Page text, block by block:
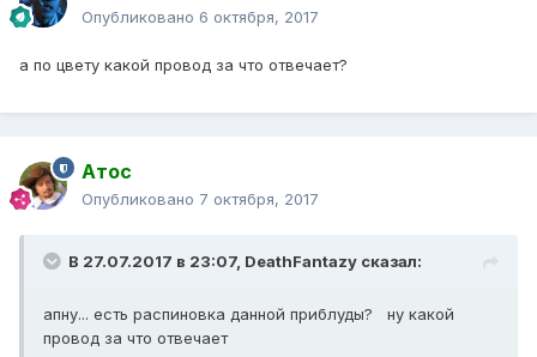
Опубликовано 6 октября, 2017
а по цвету какой провод за что отвечает?
Атос
Опубликовано 7 октября, 2017
В 27.07.2017 в 23:07, DeathFantazy сказал:
апну... есть распиновка данной приблуды? ну какой
провод за что отвечает